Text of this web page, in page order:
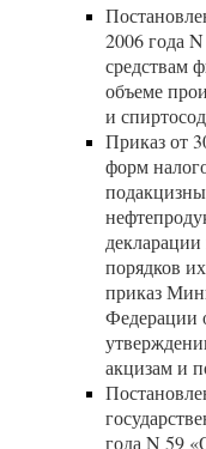
2006 года
средствам
объеме
и
Приказ от
форм
порядков
приказ
Федерации
акцизам и
года N 59